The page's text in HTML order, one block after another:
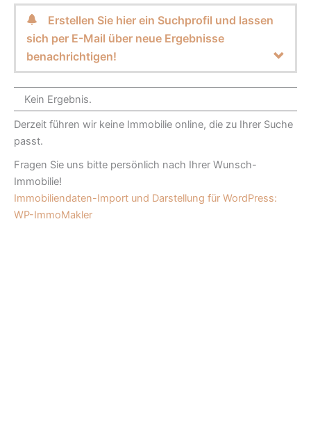
Erstellen Sie hier ein Suchprofil und lassen
sich per E-Mail über neue Ergebnisse
benachrichtigen!
Kein Ergebnis.
Derzeit führen wir keine Immobilie online, die zu Ihrer Suche
passt.
Fragen Sie uns bitte persönlich nach Ihrer Wunsch-
Immobilie!
Immobiliendaten-Import und Darstellung für WordPress:
WP-ImmoMakler